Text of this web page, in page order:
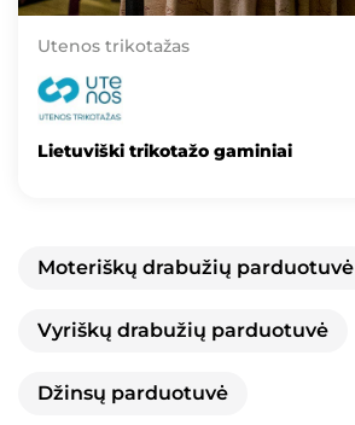
Utenos trikotažas
Lietuviški trikotažo gaminiai
Moteriškų drabužių parduotuvė
Vyriškų drabužių parduotuvė
Džinsų parduotuvė